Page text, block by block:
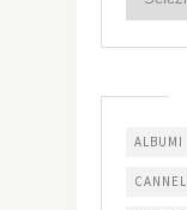
ALBUMI